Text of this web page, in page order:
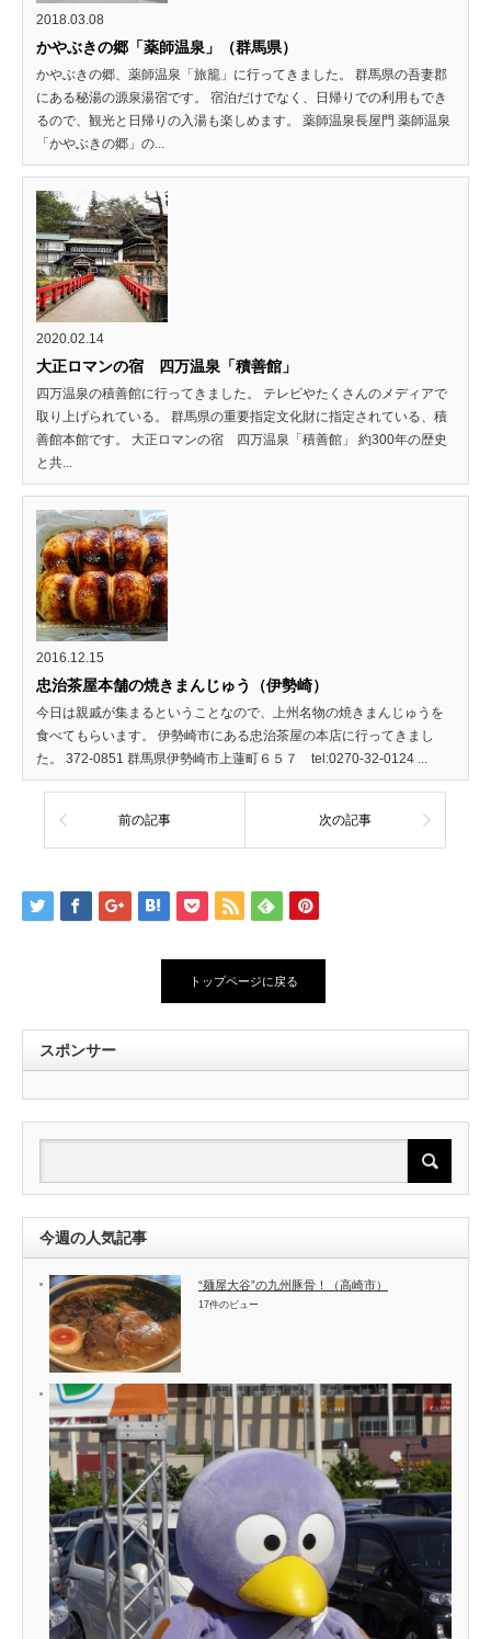
2018.03.08
かやぶきの郷「薬師温泉」（群馬県）
かやぶきの郷、薬師温泉「旅籠」に行ってきました。 群馬県の吾妻郡
にある秘湯の源泉湯宿です。 宿泊だけでなく、日帰りでの利用もでき
るので、観光と日帰りの入湯も楽しめます。 薬師温泉長屋門 薬師温泉
「かやぶきの郷」の...
2020.02.14
大正ロマンの宿 四万温泉「積善館」
四万温泉の積善館に行ってきました。 テレビやたくさんのメディアで
取り上げられている。 群馬県の重要指定文化財に指定されている、積
善館本館です。 大正ロマンの宿 四万温泉「積善館」 約300年の歴史
と共...
2016.12.15
忠治茶屋本舗の焼きまんじゅう（伊勢崎）
今日は親戚が集まるということなので、上州名物の焼きまんじゅうを
食べてもらいます。 伊勢崎市にある忠治茶屋の本店に行ってきまし
た。 372-0851 群馬県伊勢崎市上蓮町６５７ tel:0270-32-0124 ...
前の記事 次の記事
トップページに戻る
スポンサー
今週の人気記事
“麺屋大谷”の九州豚骨！（高崎市）
17件のビュー